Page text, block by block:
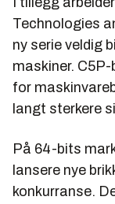
Technologies
ny serie veldig
maskiner.
for
langt sterkere
På 64-bits
lansere nye
konkurranse.